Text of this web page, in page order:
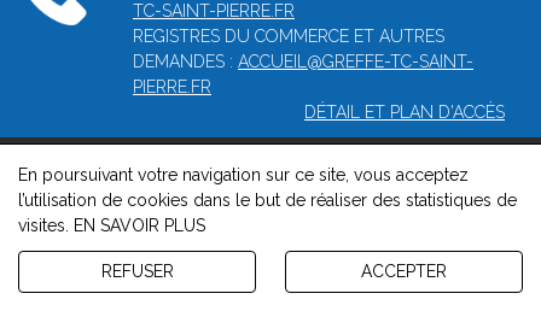
TC-SAINT-PIERRE.FR
REGISTRES DU COMMERCE ET AUTRES
DEMANDES : ACCUEIL@GREFFE-TC-SAINT-
PIERRE.FR
DÉTAIL ET PLAN D'ACCÈS
© 2026, Greffe du tribunal mixte de commerce de Saint-Pierre -
Mentions légales-Contact -Gestion des cookies-Politique de
confidentialité et de cookies
Version : 1.8.1
En poursuivant votre navigation sur ce site, vous acceptez
l’utilisation de cookies dans le but de réaliser des statistiques de
visites.
EN SAVOIR PLUS
REFUSER ACCEPTER